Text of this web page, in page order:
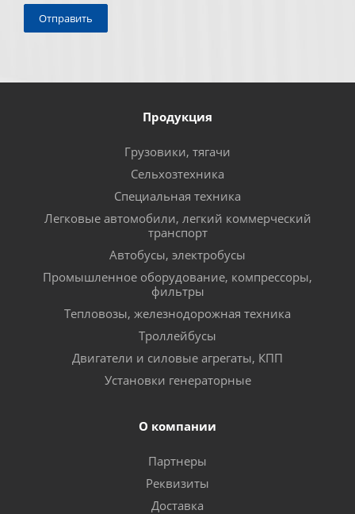
Продукция
Грузовики, тягачи
Сельхозтехника
Специальная техника
Легковые автомобили, легкий коммерческий
транспорт
Автобусы, электробусы
Промышленное оборудование, компрессоры,
фильтры
Тепловозы, железнодорожная техника
Троллейбусы
Двигатели и силовые агрегаты, КПП
Установки генераторные
О компании
Партнеры
Реквизиты
Доставка